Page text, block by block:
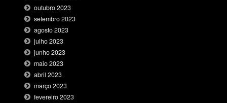
outubro 2023
setembro 2023
agosto 2023
julho 2023
junho 2023
maio 2023
abril 2023
março 2023
fevereiro 2023